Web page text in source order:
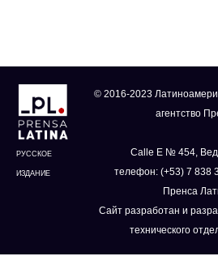
РУССКОЕ
ИЗДАНИЕ
© 2016-2023
агентство
Calle E № 454,
телефон: (+53) 7 838
Пренса
Сайт разработан и
технического